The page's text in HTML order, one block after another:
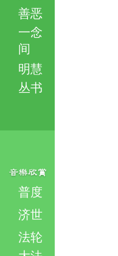
善恶
一念
间
明慧
丛书
普度
济世
法轮